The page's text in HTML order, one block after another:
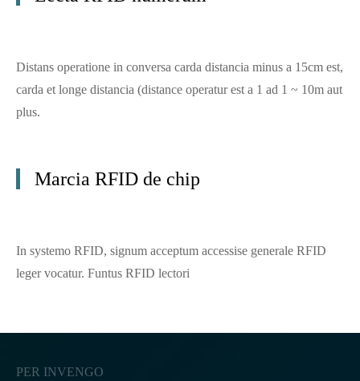
Distans operatione in conversa carda distancia minus a 15cm est,
carda et longe distancia (distance operatur est a 1 ad 1 ~ 10m aut
plus.
Marcia RFID de chip
In systemo RFID, signum acceptum accessise generale RFID
leger vocatur. Funtus RFID lectori
PER INVENGO